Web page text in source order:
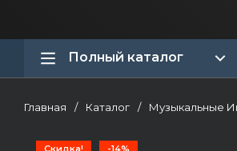
Полный каталог
Главная / Каталог / Музыкальные
Скидка! -14%